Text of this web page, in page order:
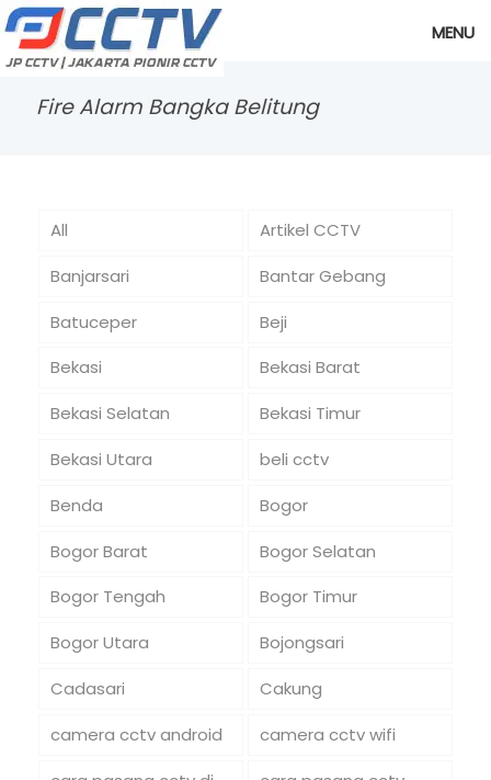
MENU
Fire Alarm Bangka Belitung
All
Artikel CCTV
Banjarsari
Bantar Gebang
Batuceper
Beji
Bekasi
Bekasi Barat
Bekasi Selatan
Bekasi Timur
Bekasi Utara
beli cctv
Benda
Bogor
Bogor Barat
Bogor Selatan
Bogor Tengah
Bogor Timur
Bogor Utara
Bojongsari
Cadasari
Cakung
camera cctv android
camera cctv wifi